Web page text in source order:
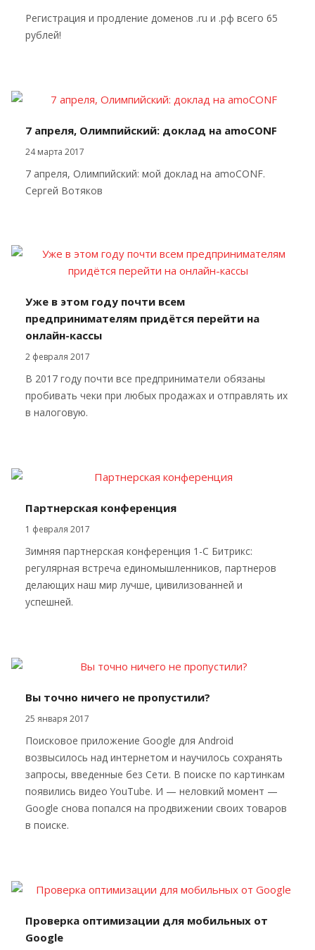
Регистрация и продление доменов .ru и .рф всего 65
рублей!
7 апреля, Олимпийский: доклад на amoCONF
24 марта 2017
7 апреля, Олимпийский: мой доклад на amoCONF.
Сергей Вотяков
Уже в этом году почти всем
предпринимателям придётся перейти на
онлайн-кассы
2 февраля 2017
В 2017 году почти все предприниматели обязаны
пробивать чеки при любых продажах и отправлять их
в налоговую.
Партнерская конференция
1 февраля 2017
Зимняя партнерская конференция 1-С Битрикс:
регулярная встреча единомышленников, партнеров
делающих наш мир лучше, цивилизованней и
успешней.
Вы точно ничего не пропустили?
25 января 2017
Поисковое приложение Google для Android
возвысилось над интернетом и научилось сохранять
запросы, введенные без Сети. В поиске по картинкам
появились видео YouTube. И — неловкий момент —
Google снова попался на продвижении своих товаров
в поиске.
Проверка оптимизации для мобильных от
Google